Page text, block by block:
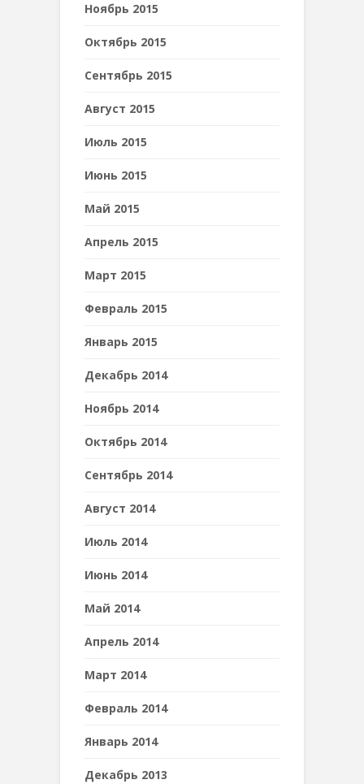
Ноябрь 2015
Октябрь 2015
Сентябрь 2015
Август 2015
Июль 2015
Июнь 2015
Май 2015
Апрель 2015
Март 2015
Февраль 2015
Январь 2015
Декабрь 2014
Ноябрь 2014
Октябрь 2014
Сентябрь 2014
Август 2014
Июль 2014
Июнь 2014
Май 2014
Апрель 2014
Март 2014
Февраль 2014
Январь 2014
Декабрь 2013